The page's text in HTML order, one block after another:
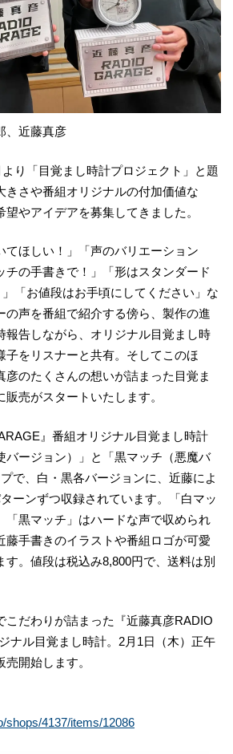
、近藤真彦
り「目覚まし時計プロジェクト」と題
きさや番組オリジナルの付加価値な
やアイデアを募集してきました。
てほしい！」「声のバリエーション
チの手書きで！」「形はスタンダード
」「お値段はお手頃にしてください」な
の声を番組で紹介する傍ら、製作の進
報告しながら、オリジナル目覚まし時
子をリスナーと共有。そしてこのほ
彦のたくさんの想いが詰まった目覚ま
売がスタートいたします。
』番組オリジナル目覚まし時計
バージョン）」と「黒マッチ（悪魔バ
で、白・黒各バージョンに、近藤によ
ーンずつ収録されています。「白マッ
「黒マッチ」はハードな声で収められ
藤手書きのイラストや番組ロゴが可愛
す。値段は税込み8,800円で、送料は別
こだわりが詰まった『近藤真彦RADIO
ナル目覚まし時計。2月1日（木）正午
開始します。
shops/4137/items/12086